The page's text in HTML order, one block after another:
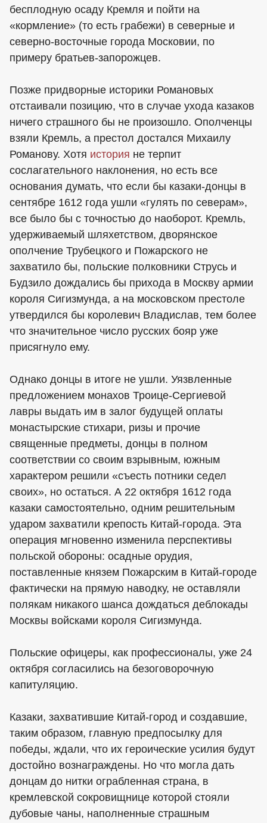
бесплодную осаду Кремля и пойти на
«кормление» (то есть грабежи) в северные и
северно-восточные города Московии, по
примеру братьев-запорожцев.
Позже придворные историки Романовых
отстаивали позицию, что в случае ухода казаков
ничего страшного бы не произошло. Ополченцы
взяли Кремль, а престол достался Михаилу
Романову. Хотя история не терпит
сослагательного наклонения, но есть все
основания думать, что если бы казаки-донцы в
сентябре 1612 года ушли «гулять по северам»,
все было бы с точностью до наоборот. Кремль,
удерживаемый шляхетством, дворянское
ополчение Трубецкого и Пожарского не
захватило бы, польские полковники Струсь и
Будзило дождались бы прихода в Москву армии
короля Сигизмунда, а на московском престоле
утвердился бы королевич Владислав, тем более
что значительное число русских бояр уже
присягнуло ему.
Однако донцы в итоге не ушли. Уязвленные
предложением монахов Троице-Сергиевой
лавры выдать им в залог будущей оплаты
монастырские стихари, ризы и прочие
священные предметы, донцы в полном
соответствии со своим взрывным, южным
характером решили «съесть потники седел
своих», но остаться. А 22 октября 1612 года
казаки самостоятельно, одним решительным
ударом захватили крепость Китай-города. Эта
операция мгновенно изменила перспективы
польской обороны: осадные орудия,
поставленные князем Пожарским в Китай-городе
фактически на прямую наводку, не оставляли
полякам никакого шанса дождаться деблокады
Москвы войсками короля Сигизмунда.
Польские офицеры, как профессионалы, уже 24
октября согласились на безоговорочную
капитуляцию.
Казаки, захватившие Китай-город и создавшие,
таким образом, главную предпосылку для
победы, ждали, что их героические усилия будут
достойно вознаграждены. Но что могла дать
донцам до нитки ограбленная страна, в
кремлевской сокровищнице которой стояли
дубовые чаны, наполненные страшным